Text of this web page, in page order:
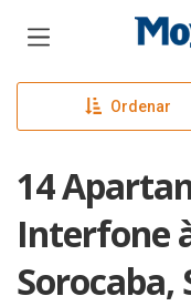
Ordenar
14
Interfone
Sorocaba,